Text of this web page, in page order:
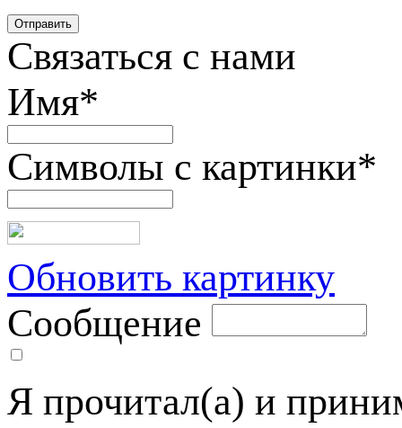
Связаться с нами
Имя*
Символы с картинки*
Обновить картинку
Сообщение
Я прочитал(а) и